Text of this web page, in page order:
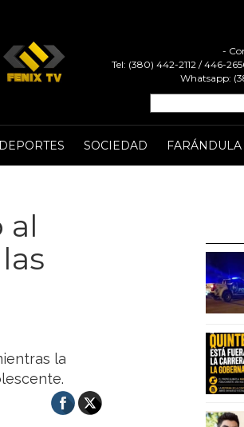
-
Tel: (380) 442-2112 / 446-
Whatsapp:
DEPORTES SOCIEDAD FARÁNDULA
al
la